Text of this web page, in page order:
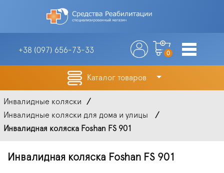
+38 (097) 656-73-33 0
Каталог товаров
Инвалидные коляски
Инвалидные коляски для дома и улицы
Инвалидная коляска Foshan FS 901
Инвалидная коляска Foshan FS 901